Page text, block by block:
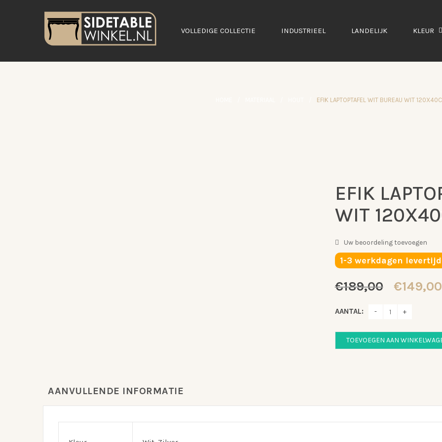
VOLLEDIGE COLLECTIE INDUSTRIEEL LANDELIJK KLEUR
EFIK LAPTOPTAFEL WIT BUREAU WIT
EFIK
WIT
Uw beoordeling toevoegen
1-3 werkdagen levertijd
€189,00
was:
€149,00
AANTAL:
TOEVOEGEN AAN
AANVULLENDE INFORMATIE